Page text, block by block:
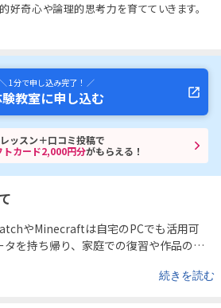
好奇心や論理的思考力を育てていきます。
＼ 1分で申し込み完了！ ／
教室に申し込む
ッスン＋口コミ投稿で
カード2,000円分がもらえる！
やMinecraftは自宅のPCでも活用可
を持ち帰り、家庭での復習や作品の発
続きを読む